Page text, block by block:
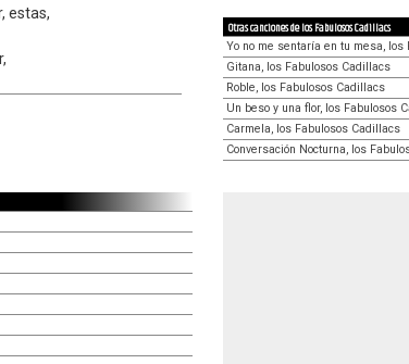
estas,
Otras canciones de los Fabulosos Cadillacs
Yo no me sentaría en tu mesa, los
Gitana, los Fabulosos Cadillacs
Roble, los Fabulosos Cadillacs
Un beso y una flor, los Fabulosos
Carmela, los Fabulosos Cadillacs
Conversación Nocturna, los